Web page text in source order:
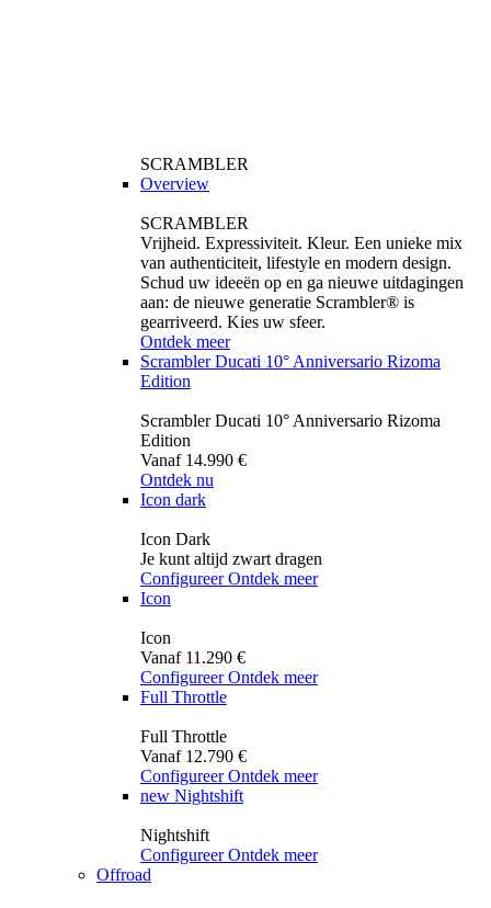
SCRAMBLER
Overview
SCRAMBLER
Vrijheid. Expressiviteit. Kleur. Een unieke mix
van authenticiteit, lifestyle en modern design.
Schud uw ideeën op en ga nieuwe uitdagingen
aan: de nieuwe generatie Scrambler® is
gearriveerd. Kies uw sfeer.
Ontdek meer
Scrambler Ducati 10° Anniversario Rizoma
Edition
Scrambler Ducati 10° Anniversario Rizoma
Edition
Vanaf 14.990 €
Ontdek nu
Icon dark
Icon Dark
Je kunt altijd zwart dragen
Configureer Ontdek meer
Icon
Icon
Vanaf 11.290 €
Configureer Ontdek meer
Full Throttle
Full Throttle
Vanaf 12.790 €
Configureer Ontdek meer
new Nightshift
Nightshift
Configureer Ontdek meer
Offroad